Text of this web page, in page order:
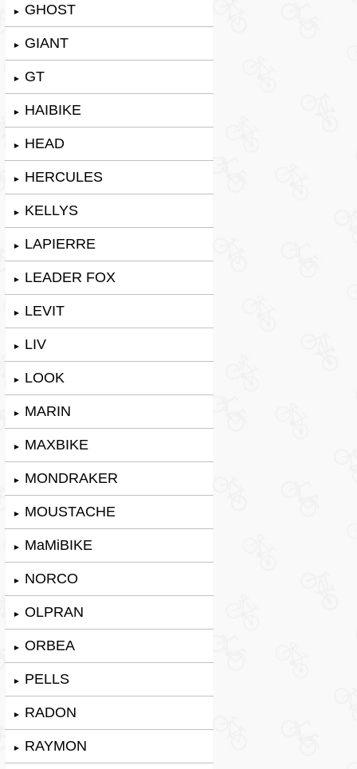
► GHOST
► GIANT
► GT
► HAIBIKE
► HEAD
► HERCULES
► KELLYS
► LAPIERRE
► LEADER FOX
► LEVIT
► LIV
► LOOK
► MARIN
► MAXBIKE
► MONDRAKER
► MOUSTACHE
► MaMiBIKE
► NORCO
► OLPRAN
► ORBEA
► PELLS
► RADON
► RAYMON